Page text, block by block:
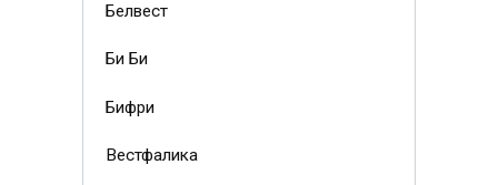
Белвест
Би Би
Бифри
Вестфалика